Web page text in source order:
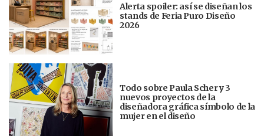
Alerta spoiler: así se diseñan los
stands de Feria Puro Diseño
2026
Todo sobre Paula Scher y 3
nuevos proyectos de la
diseñadora gráfica símbolo de la
mujer en el diseño